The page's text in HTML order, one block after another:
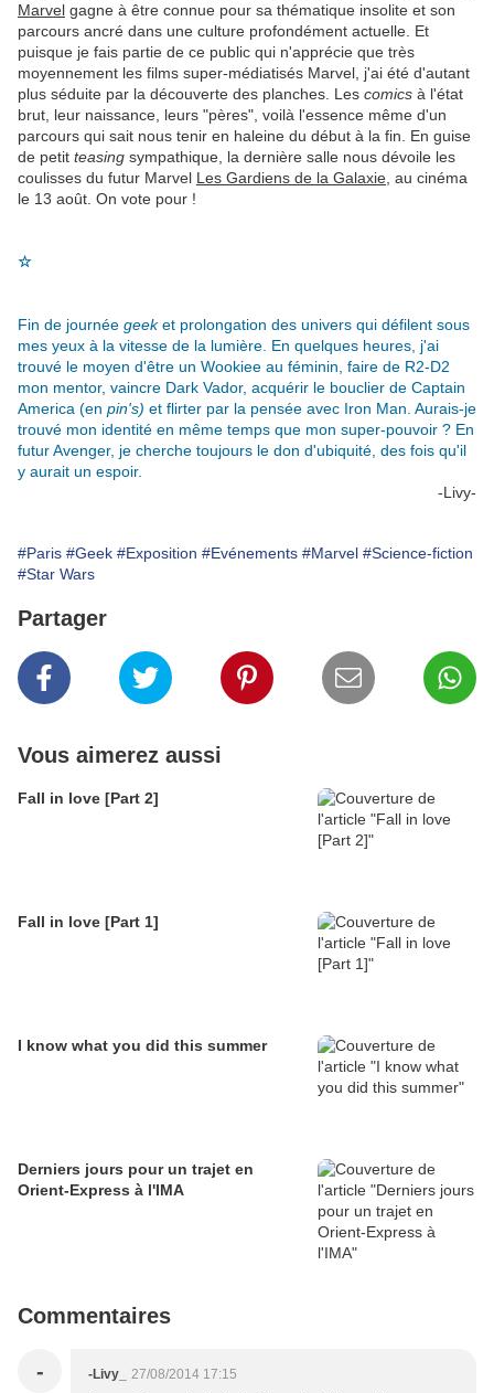
Marvel gagne à être connue pour sa thématique insolite et son
parcours ancré dans une culture profondément actuelle. Et
puisque je fais partie de ce public qui n'apprécie que très
moyennement les films super-médiatisés Marvel, j'ai été d'autant
plus séduite par la découverte des planches. Les comics à l'état
brut, leur naissance, leurs "pères", voilà l'essence même d'un
parcours qui sait nous tenir en haleine du début à la fin. En guise
de petit teasing sympathique, la dernière salle nous dévoile les
coulisses du futur Marvel Les Gardiens de la Galaxie , au cinéma
le 13 août. On vote pour !
☆
Fin de journée geeket prolongation des univers qui défilent sous
mes yeux à la vitesse de la lumière. En quelques heures, j'ai
trouvé le moyen d'être un Wookiee au féminin, faire de R2-D2
mon mentor, vaincre Dark Vador, acquérir le bouclier de Captain
America (en pin's) et flirter par la pensée avec Iron Man. Aurais-je
trouvé mon identité en même temps que mon super-pouvoir ? En
futur Avenger, je cherche toujours le don d'ubiquité, des fois qu'il
y aurait un espoir.
-Livy-
#Paris #Geek #Exposition #Evénements #Marvel #Science-fiction
#Star Wars
Partager
Vous aimerez aussi
Fall in love [Part 2]
Fall in love [Part 1]
I know what you did this summer
Derniers jours pour un trajet en
Orient-Express à l'IMA
Commentaires
- -Livy_
27/08/2014 17:15